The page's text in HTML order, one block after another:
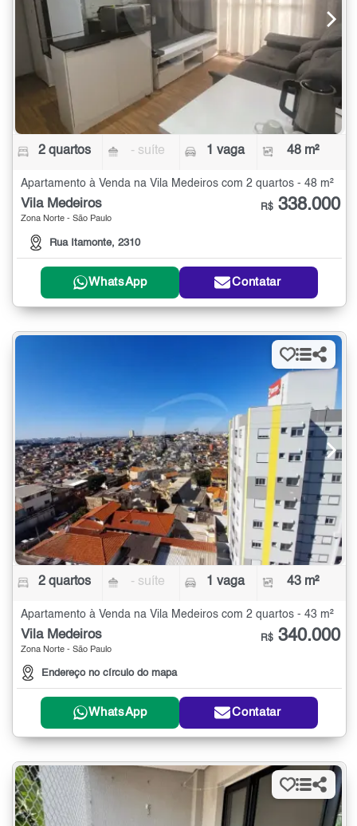
2 quartos - suíte 1 vaga 48 m²
Apartamento à Venda na Vila Medeiros com 2 quartos - 48 m²
Vila Medeiros
Zona Norte - São Paulo
Rua Itamonte, 2310
R$ 338.000
WhatsApp Contatar
2 quartos - suíte 1 vaga 43 m²
Apartamento à Venda na Vila Medeiros com 2 quartos - 43 m²
Vila Medeiros
Zona Norte - São Paulo
Endereço no círculo do mapa
R$ 340.000
WhatsApp Contatar